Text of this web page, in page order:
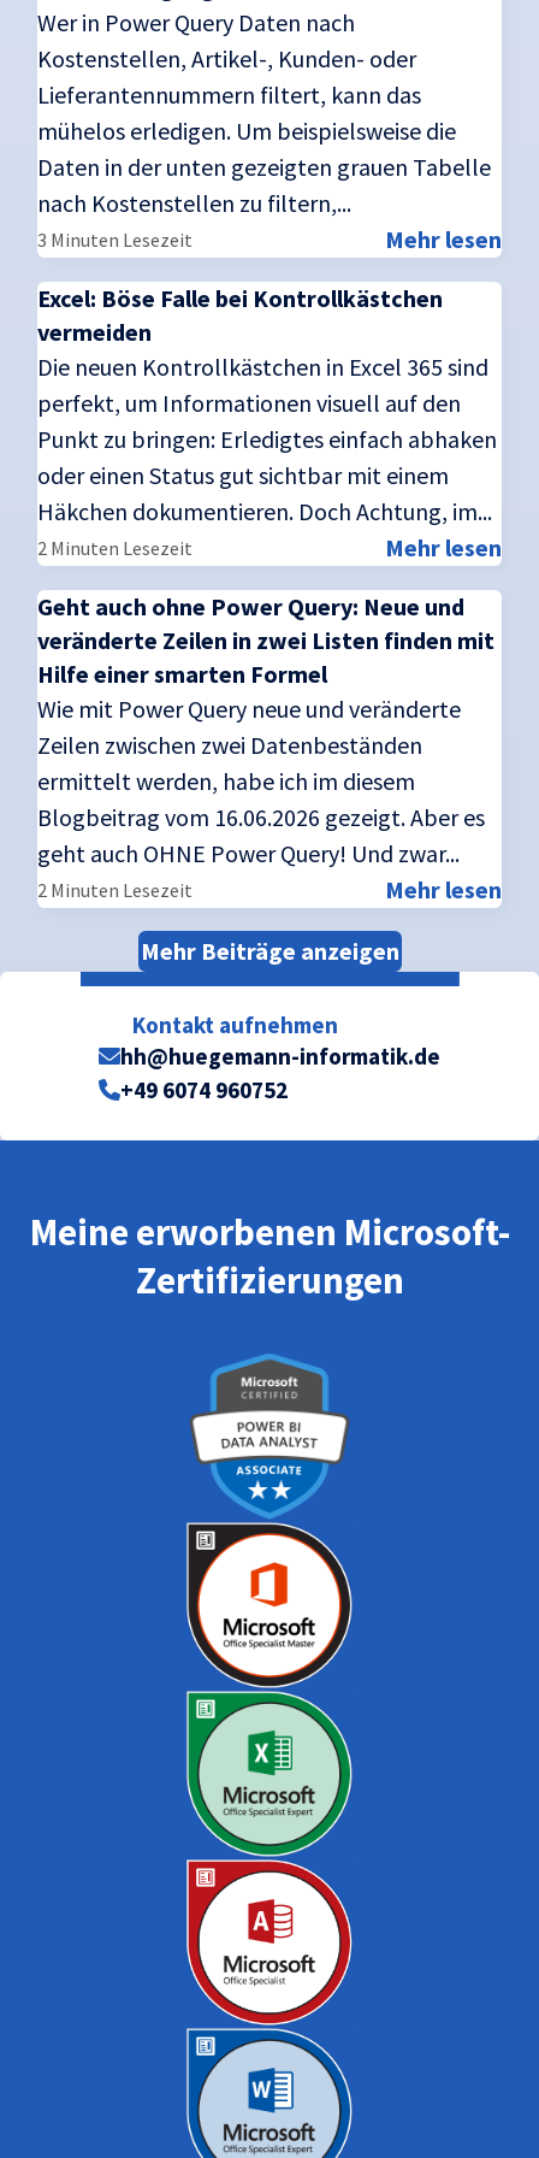
Wer in Power Query Daten nach
Kostenstellen, Artikel-, Kunden- oder
Lieferantennummern filtert, kann das
mühelos erledigen. Um beispielsweise die
Daten in der unten gezeigten grauen Tabelle
nach Kostenstellen zu filtern,...
3 Minuten Lesezeit
Mehr lesen
Excel: Böse Falle bei Kontrollkästchen
vermeiden
Die neuen Kontrollkästchen in Excel 365 sind
perfekt, um Informationen visuell auf den
Punkt zu bringen: Erledigtes einfach abhaken
oder einen Status gut sichtbar mit einem
Häkchen dokumentieren. Doch Achtung, im...
2 Minuten Lesezeit
Mehr lesen
Geht auch ohne Power Query: Neue und
veränderte Zeilen in zwei Listen finden mit
Hilfe einer smarten Formel
Wie mit Power Query neue und veränderte
Zeilen zwischen zwei Datenbeständen
ermittelt werden, habe ich im diesem
Blogbeitrag vom 16.06.2026 gezeigt. Aber es
geht auch OHNE Power Query! Und zwar...
2 Minuten Lesezeit Mehr lesen
Mehr Beiträge anzeigen
Kontakt aufnehmen
hh@huegemann-informatik.de
+49 6074 960752
Meine erworbenen Microsoft-
Zertifizierungen